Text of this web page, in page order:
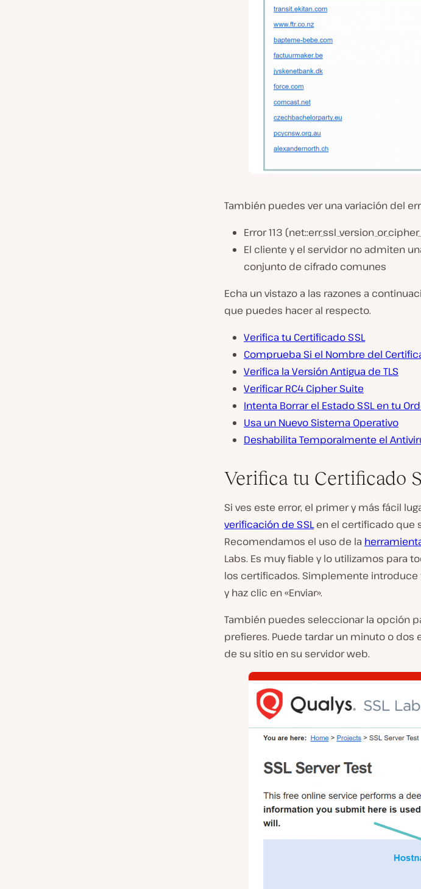
También puedes ver una variación del
Error 113
El cliente y el servidor no admiten
conjunto de cifrado comunes
Echa un vistazo a las razones a
que puedes hacer al respecto.
Verifica tu Certificado SSL
Comprueba Si el Nombre del
Verifica la Versión Antigua de TLS
Verificar RC4 Cipher Suite
Intenta Borrar el Estado SSL en tu
Usa un Nuevo Sistema Operativo
Deshabilita Temporalmente el
Verifica tu Certificado
Si ves este error, el primer y más fácil
verificación de SSLen el certificado que
Recomendamos el uso de la
Labs. Es muy fiable y lo utilizamos para
los certificados. Simplemente
y haz clic en «Enviar».
También puedes seleccionar la opción
prefieres. Puede tardar un minuto o dos
de su sitio en su servidor web.